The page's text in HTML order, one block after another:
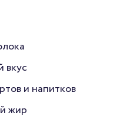
вкус
и напитков
жир